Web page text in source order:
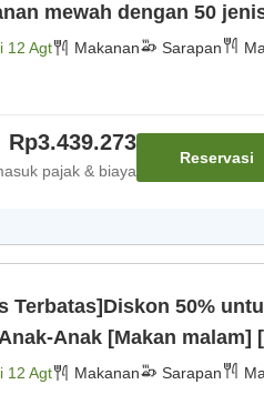
mewah dengan 50
× Mi [Makan malam]
12 Agt Makanan Sarapan
Rp3.439.273
pajak & biaya
Reservasi
Terbatas]Diskon 50%
Anak [Makan malam]
12 Agt Makanan Sarapan